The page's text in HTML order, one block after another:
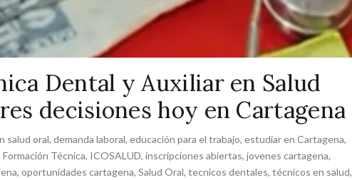
Dental y Auxiliar en Salud
decisiones hoy en Cartagena
salud oral, demanda laboral, educación para el trabajo, estudiar en Cartagena,
Formación Técnica, ICOSALUD, inscripciones abiertas, jovenes cartagena,
, oportunidades cartagena, Salud Oral, tecnicos dentales, técnicos en salud,